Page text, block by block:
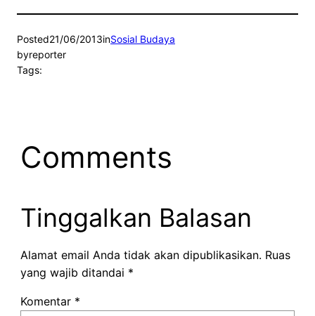
Posted21/06/2013inSosial Budaya
byreporter
Tags:
Comments
Tinggalkan Balasan
Alamat email Anda tidak akan dipublikasikan. Ruas
yang wajib ditandai *
Komentar *